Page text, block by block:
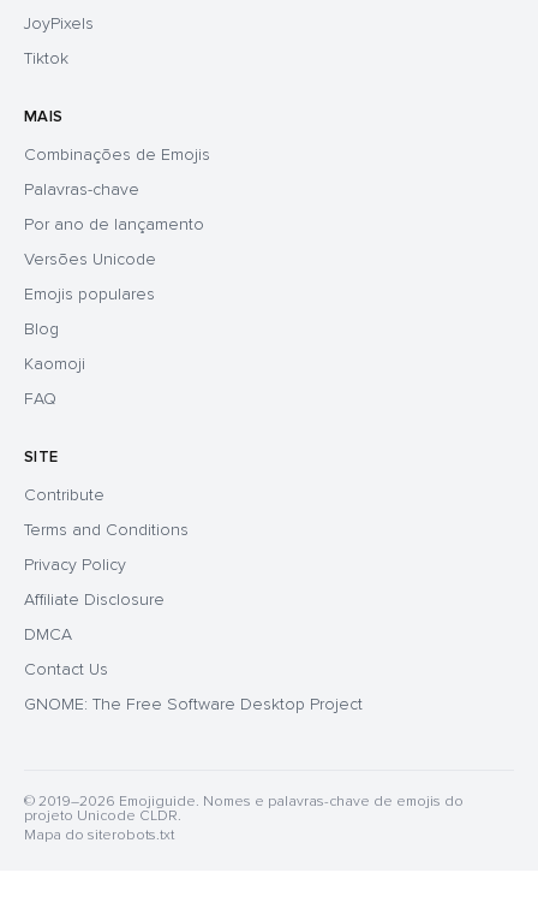
JoyPixels
Tiktok
MAIS
Combinações de Emojis
Palavras-chave
Por ano de lançamento
Versões Unicode
Emojis populares
Blog
Kaomoji
FAQ
SITE
Contribute
Terms and Conditions
Privacy Policy
Affiliate Disclosure
DMCA
Contact Us
GNOME: The Free Software Desktop Project
© 2019–2026 Emojiguide. Nomes e palavras-chave de emojis do
projeto Unicode CLDR.
Mapa do siterobots.txt